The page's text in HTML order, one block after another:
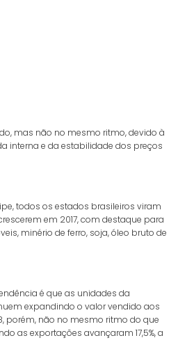
mas não no mesmo ritmo, devido à
interna e da estabilidade dos preços
todos os estados brasileiros viram
em 2017, com destaque para
minério de ferro, soja, óleo bruto de
é que as unidades da
expandindo o valor vendido aos
porém, não no mesmo ritmo do que
as exportações avançaram 17,5%, a